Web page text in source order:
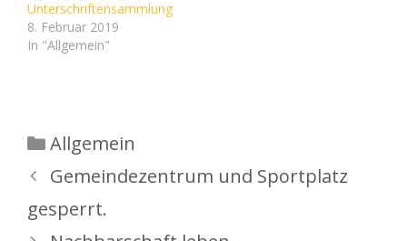
Unterschriftensammlung
8. Februar 2019
In "Allgemein"
Kategorien
Allgemein
Gemeindezentrum und Sportplatz
gesperrt.